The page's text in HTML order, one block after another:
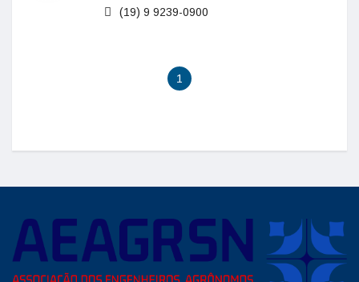
(19) 9 9239-0900
1